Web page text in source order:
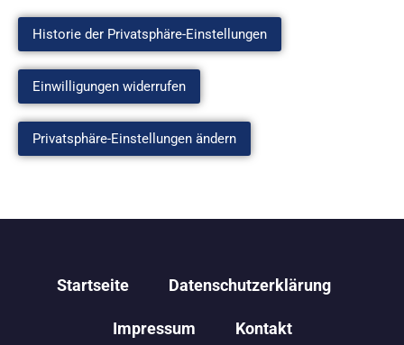
Historie der Privatsphäre-Einstellungen
Einwilligungen widerrufen
Privatsphäre-Einstellungen ändern
Startseite Datenschutzerklärung
Impressum Kontakt